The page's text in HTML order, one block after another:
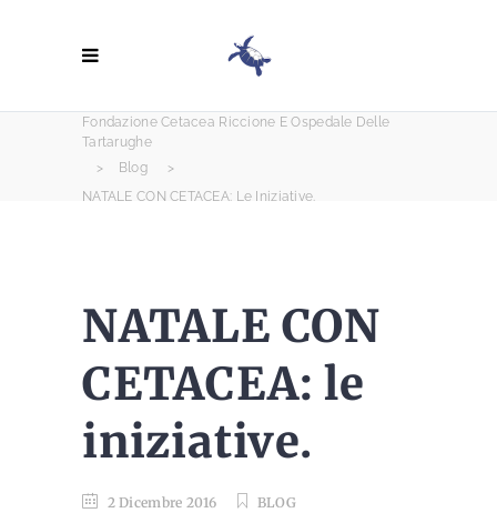
Fondazione Cetacea Riccione E Ospedale Delle
Tartarughe
>
Blog
>
NATALE CON CETACEA: Le Iniziative.
NATALE CON
CETACEA: le
iniziative.
2 Dicembre 2016 BLOG